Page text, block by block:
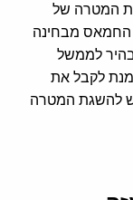
המטרה של
החמאס מבחינה
לממשל
לקבל את
להשגת המטרה